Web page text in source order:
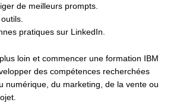
de meilleurs prompts.
pratiques sur LinkedIn.
loin et commencer une formation IBM
des compétences recherchées
numérique, du marketing, de la vente ou